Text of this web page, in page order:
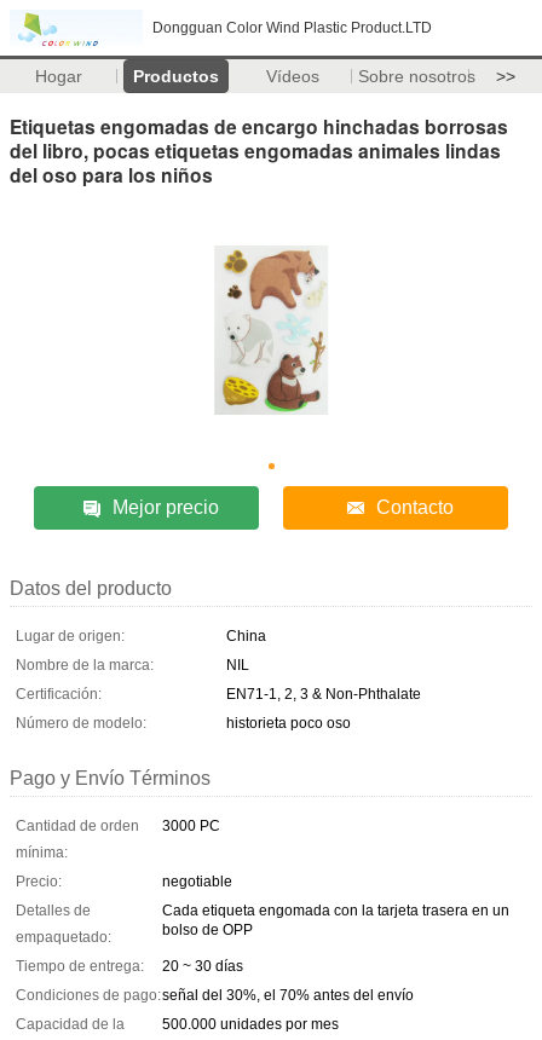
Dongguan Color Wind Plastic Product.LTD
Hogar Productos Vídeos Sobre nosotros >>
Etiquetas engomadas de encargo hinchadas borrosas
del libro, pocas etiquetas engomadas animales lindas
del oso para los niños
Mejor precio Contacto
Datos del producto
Lugar de origen:
China
Nombre de la marca:
NIL
Certificación:
EN71-1, 2, 3 & Non-Phthalate
Número de modelo:
historieta poco oso
Pago y Envío Términos
Cantidad de orden
mínima:
3000 PC
Precio:
negotiable
Detalles de
empaquetado:
Cada etiqueta engomada con la tarjeta trasera en un
bolso de OPP
Tiempo de entrega:
20 ~ 30 días
Condiciones de pago:señal del 30%, el 70% antes del envío
Capacidad de la
500.000 unidades por mes